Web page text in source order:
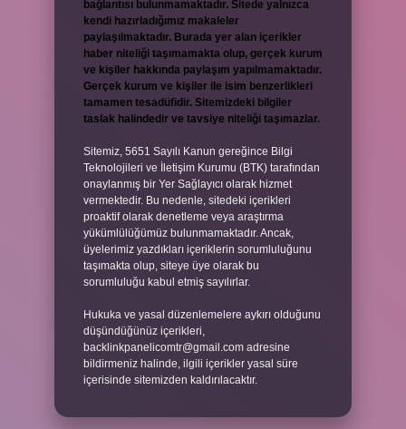
bağlantısı bulunmamaktadır. Sitede yalnızca
kendi hazırladığımız makaleler
paylaşılmaktadır. Burada yer alan içerikler
haber niteliği taşımamakta olup, gerçek kurum
ve kişiler hakkında paylaşım yapılmamaktadır.
Gerçek kurum ve kişiler ile isim benzerlikleri
tamamen tesadüfidir. Sitemizdeki bilgiler
taslak halindedir ve tavsiye niteliği taşımazlar.
Sitemiz, 5651 Sayılı Kanun gereğince Bilgi
Teknolojileri ve İletişim Kurumu (BTK) tarafından
onaylanmış bir Yer Sağlayıcı olarak hizmet
vermektedir. Bu nedenle, sitedeki içerikleri
proaktif olarak denetleme veya araştırma
yükümlülüğümüz bulunmamaktadır. Ancak,
üyelerimiz yazdıkları içeriklerin sorumluluğunu
taşımakta olup, siteye üye olarak bu
sorumluluğu kabul etmiş sayılırlar.
Hukuka ve yasal düzenlemelere aykırı olduğunu
düşündüğünüz içerikleri,
backlinkpanelicomtr@gmail.com adresine
bildirmeniz halinde, ilgili içerikler yasal süre
içerisinde sitemizden kaldırılacaktır.